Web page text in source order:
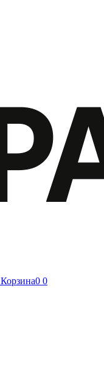
Корзина0 0